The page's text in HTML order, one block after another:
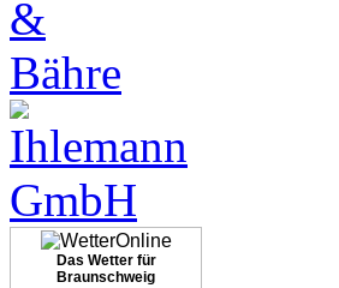
Das Wetter für
Braunschweig